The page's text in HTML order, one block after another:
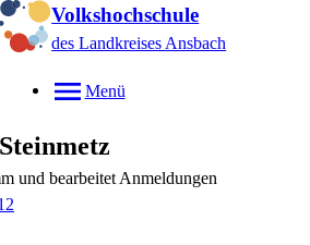
Volkshochschule
des Landkreises Ansbach
Menü
Steinmetz
und bearbeitet Anmeldungen